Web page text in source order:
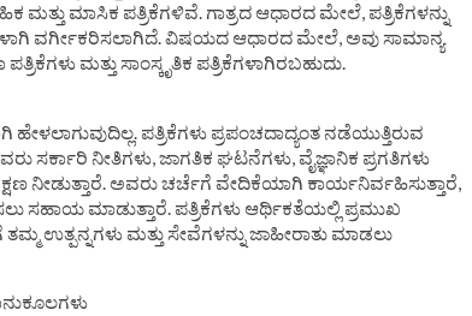
ಮತ್ತು ಮಾಸಿಕ ಪತ್ರಿಕೆಗಳಿವೆ. ಗಾತ್ರದ ಆಧಾರದ ಮೇಲೆ, ಪತ್ರಿಕೆಗಳನ್ನು
ವರ್ಗೀಕರಿಸಲಾಗಿದೆ. ವಿಷಯದ ಆಧಾರದ ಮೇಲೆ, ಅವು ಸಾಮಾನ್ಯ
ಪತ್ರಿಕೆಗಳು ಮತ್ತು ಸಾಂಸ್ಕೃತಿಕ ಪತ್ರಿಕೆಗಳಾಗಿರಬಹುದು.
ಪತ್ರಿಕೆಗಳು ಪ್ರಪಂಚದಾದ್ಯಂತ ನಡೆಯುತ್ತಿರುವ
ಸರ್ಕಾರಿ ನೀತಿಗಳು, ಜಾಗತಿಕ ಘಟನೆಗಳು, ವೈಜ್ಞಾನಿಕ ಪ್ರಗತಿಗಳು
ನೀಡುತ್ತಾರೆ. ಅವರು ಚರ್ಚೆಗೆ ವೇದಿಕೆಯಾಗಿ ಕಾರ್ಯನಿರ್ವಹಿಸುತ್ತಾರೆ,
ಸಹಾಯ ಮಾಡುತ್ತಾರೆ. ಪತ್ರಿಕೆಗಳು ಆರ್ಥಿಕತೆಯಲ್ಲಿ ಪ್ರಮುಖ
ತಮ್ಮ ಉತ್ಪನ್ನಗಳು ಮತ್ತು ಸೇವೆಗಳನ್ನು ಜಾಹೀರಾತು ಮಾಡಲು